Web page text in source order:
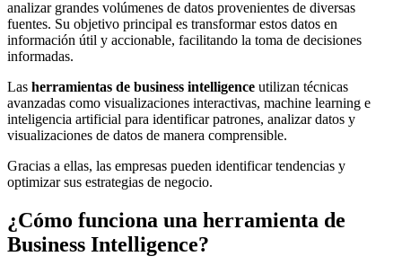
analizar grandes volúmenes de datos provenientes de diversas
fuentes. Su objetivo principal es transformar estos datos en
información útil y accionable, facilitando la toma de decisiones
informadas.
Las herramientas de business intelligence utilizan técnicas
avanzadas como visualizaciones interactivas, machine learning e
inteligencia artificial para identificar patrones, analizar datos y
visualizaciones de datos de manera comprensible.
Gracias a ellas, las empresas pueden identificar tendencias y
optimizar sus estrategias de negocio.
¿Cómo funciona una herramienta de
Business Intelligence?